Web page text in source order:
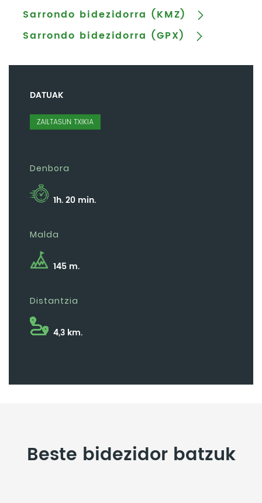
Sarrondo bidezidorra (KMZ)
Sarrondo bidezidorra (GPX)
DATUAK
ZAILTASUN TXIKIA
Denbora
1h. 20 min.
Malda
145 m.
Distantzia
4,3 km.
Beste bidezidor batzuk